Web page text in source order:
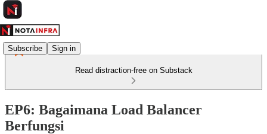
Subscribe Sign in
Read distraction-free on Substack
EP6: Bagaimana Load Balancer
Berfungsi